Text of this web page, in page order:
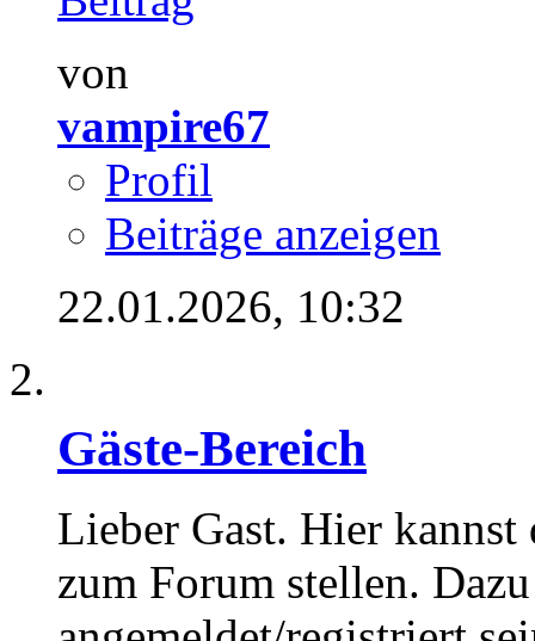
von
vampire67
Profil
Beiträge anzeigen
22.01.2026, 10:32
Gäste-Bereich
Lieber Gast. Hier kannst
zum Forum stellen.